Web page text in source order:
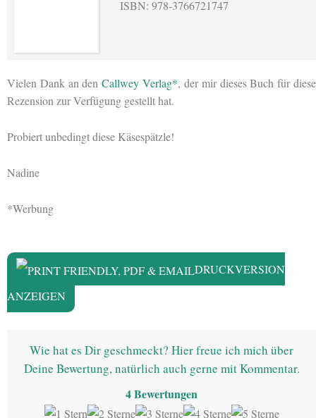
ISBN: 978-3766721747
Vielen Dank an denCallwey Verlag*, der mir dieses Buch für diese
Rezension zur Verfügung gestellt hat.
Probiert unbedingt diese Käsespätzle!
Nadine
*Werbung
DRUCKVERSION
ANZEIGEN
Wie hat es Dir geschmeckt? Hier freue ich mich über
Deine Bewertung, natürlich auch gerne mit Kommentar.
4Bewertungen